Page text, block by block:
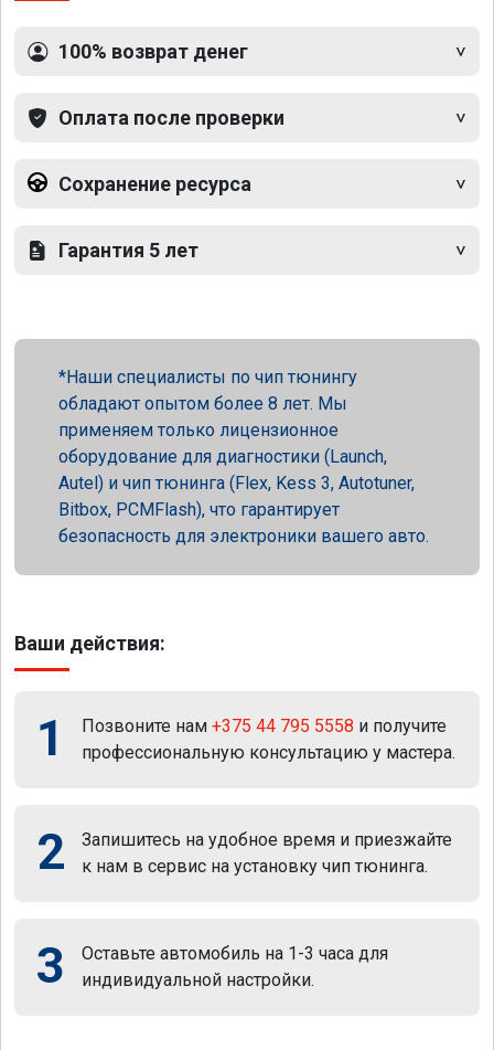
100% возврат денег
Оплата после проверки
Сохранение ресурса
Гарантия 5 лет
Наши специалисты по чип тюнингу
обладают опытом более 8 лет. Мы
применяем только лицензионное
оборудование для диагностики (Launch,
Autel) и чип тюнинга (Flex, Kess 3, Autotuner,
Bitbox, PCMFlash), что гарантирует
безопасность для электроники вашего авто.
Ваши действия:
1 Позвоните нам +375 44 795 5558 и получите
профессиональную консультацию у мастера.
2
Запишитесь на удобное время и приезжайте
к нам в сервис на установку чип тюнинга.
3
Оставьте автомобиль на 1-3 часа для
индивидуальной настройки.